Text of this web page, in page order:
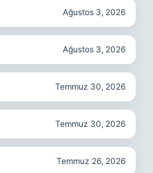
Ağustos 3, 2026
Ağustos 3, 2026
Temmuz 30, 2026
Temmuz 30, 2026
Temmuz 26, 2026